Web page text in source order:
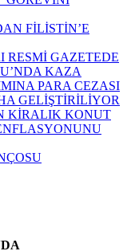
FİLİSTİN’E
RESMİ GAZETEDE
KAZA
PARA CEZASI
GELİŞTİRİLİYOR
KİRALIK KONUT